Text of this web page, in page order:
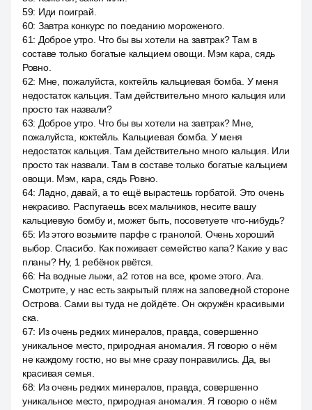
59: Иди поиграй.
60: Завтра конкурс по поеданию мороженого.
61: Доброе утро. Что бы вы хотели на завтрак? Там в
составе только богатые кальцием овощи. Мэм кара, сядь
Ровно.
62: Мне, пожалуйста, коктейль кальциевая бомба. У меня
недостаток кальция. Там действительно много кальция или
просто так назвали?
63: Доброе утро. Что бы вы хотели на завтрак? Мне,
пожалуйста, коктейль. Кальциевая бомба. У меня
недостаток кальция. Там действительно много кальция. Или
просто так назвали. Там в составе только богатые кальцием
овощи. Мэм, кара, сядь Ровно.
64: Ладно, давай, а то ещё вырастешь горбатой. Это очень
некрасиво. Распугаешь всех мальчиков, несите вашу
кальциевую бомбу и, может быть, посоветуете что-нибудь?
65: Из этого возьмите парфе с гранолой. Очень хороший
выбор. Спасибо. Как поживает семейство капа? Какие у вас
планы? Ну, 1 ребёнок рвётся.
66: На водные лыжи, a2 готов на все, кроме этого. Ага.
Смотрите, у нас есть закрытый пляж на заповедной стороне
Острова. Сами вы туда не дойдёте. Он окружён красивыми
ска.
67: Из очень редких минералов, правда, совершенно
уникальное место, природная аномалия. Я говорю о нём
не каждому гостю, но вы мне сразу понравились. Да, вы
красивая семья.
68: Из очень редких минералов, правда, совершенно
уникальное место, природная аномалия. Я говорю о нём